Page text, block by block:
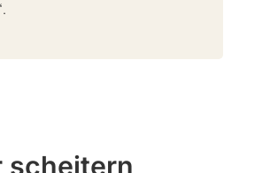
scheitern